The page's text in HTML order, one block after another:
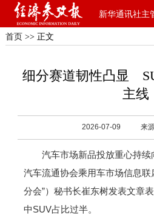
新华通讯社主
首页 >> 正文
细分赛道韧性凸显
主线
2026-07-09 来
汽车市场新品投放重心持
汽车流通协会乘用车市场信息联
分会”）秘书长崔东树发表文章
中SUV占比过半。